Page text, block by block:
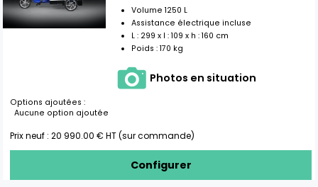
Volume1250 L
Assistance électrique incluse
L : 299 x l :109 x h :160 cm
Poids :170 kg
Photos en situation
Options ajoutées :
Aucune option ajoutée
Prix neuf :20 990.00 € HT (sur commande)
Configurer